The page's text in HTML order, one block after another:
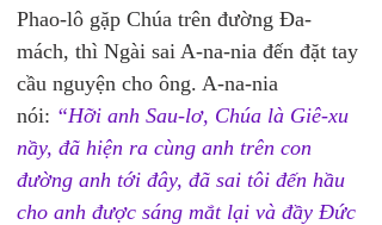
Phao-lô gặp Chúa trên đường Đa-
mách, thì Ngài sai A-na-nia đến đặt tay
cầu nguyện cho ông. A-na-nia
nói: “Hỡi anh Sau-lơ, Chúa là Giê-xu
nầy, đã hiện ra cùng anh trên con
đường anh tới đây, đã sai tôi đến hầu
cho anh được sáng mắt lại và đầy Đức